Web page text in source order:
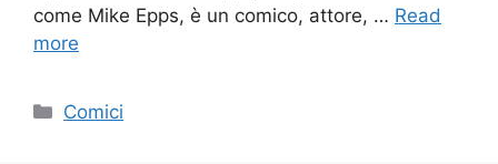
come Mike Epps, è un comico, attore, … Read
more
Categories
Comici